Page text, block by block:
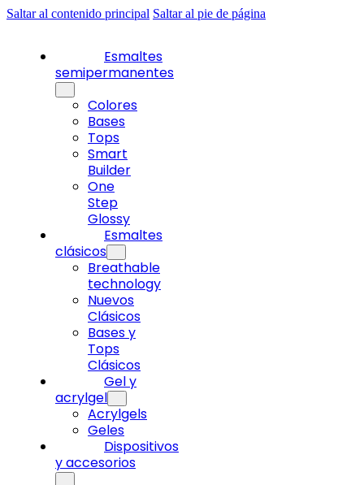
Saltar al contenido principal Saltar al pie de página
Esmaltes
semipermanentes
Colores
Bases
Tops
Smart
Builder
One
Step
Glossy
Esmaltes
clásicos
Breathable
technology
Nuevos
Clásicos
Bases y
Tops
Clásicos
Gel y
acrylgel
Acrylgels
Geles
Dispositivos
y accesorios